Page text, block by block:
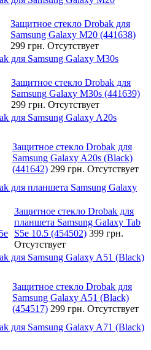
Защитное стекло Drobak для
Samsung Galaxy M20 (441638)
299 грн. Отсутствует
для Samsung Galaxy M30s
Защитное стекло Drobak для
Samsung Galaxy M30s (441639)
299 грн. Отсутствует
для Samsung Galaxy A20s
Защитное стекло Drobak для
Samsung Galaxy A20s (Black)
(441642) 299 грн. Отсутствует
для планшета Samsung Galaxy
Защитное стекло Drobak для
планшета Samsung Galaxy Tab
S5e 10.5 (454502) 399 грн.
Отсутствует
для Samsung Galaxy A51 (Black)
Защитное стекло Drobak для
Samsung Galaxy A51 (Black)
(454517) 299 грн. Отсутствует
для Samsung Galaxy A71 (Black)